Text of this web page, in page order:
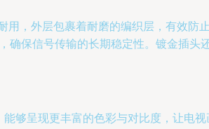
用，外层包裹着耐磨的编织层，有效防
确保信号传输的长期稳定性。镀金插头
够呈现更丰富的色彩与对比度，让电视